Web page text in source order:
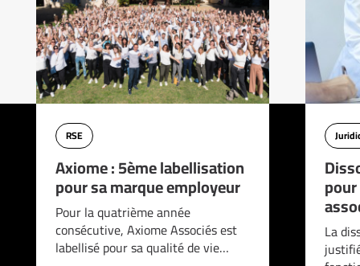
RSE
Axiome : 5ème labellisation
pour sa marque employeur
Pour la quatrième année
consécutive, Axiome Associés est
labellisé pour sa qualité de vie…
La